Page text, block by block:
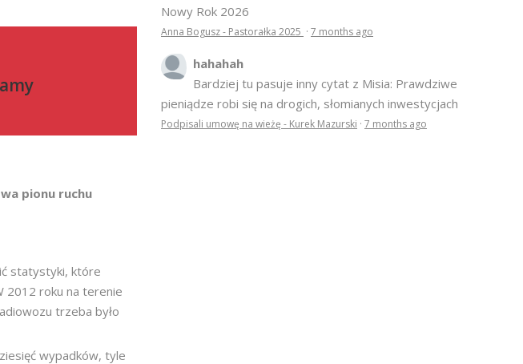
pionu ruchu
statystyki, które
2012 roku na terenie
trzeba było
wypadków, tyle
Nowy Rok 2026
Anna Bogusz - Pastorałka 2025 · 7 months ago
hahahah
Bardziej tu pasuje inny cytat z Misia: Prawdziwe
pieniądze robi się na drogich, słomianych inwestycjach
Podpisali umowę na wieżę - Kurek Mazurski · 7 months ago